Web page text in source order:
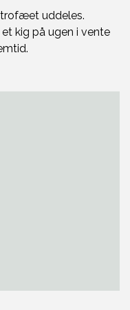
trofæet uddeles.
kig på ugen i vente